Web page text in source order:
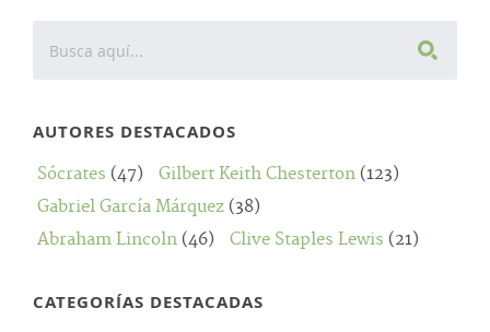
AUTORES DESTACADOS
Sócrates (47) Gilbert Keith Chesterton (123)
Gabriel García Márquez (38)
Abraham Lincoln (46) Clive Staples Lewis (21)
CATEGORÍAS DESTACADAS